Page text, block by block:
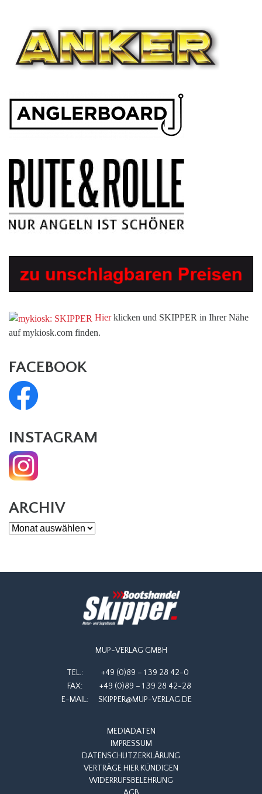
Hierklicken und SKIPPER in Ihrer Nähe
auf mykiosk.com finden.
FACEBOOK
INSTAGRAM
ARCHIV
Archiv
MUP-VERLAG GMBH
TEL.:
+49 (0)89 – 1 39 28 42-0
FAX:
+49 (0)89 – 1 39 28 42-28
E-MAIL:
SKIPPER@MUP-VERLAG.DE
MEDIADATEN
IMPRESSUM
DATENSCHUTZERKLÄRUNG
VERTRÄGE HIER KÜNDIGEN
WIDERRUFSBELEHRUNG